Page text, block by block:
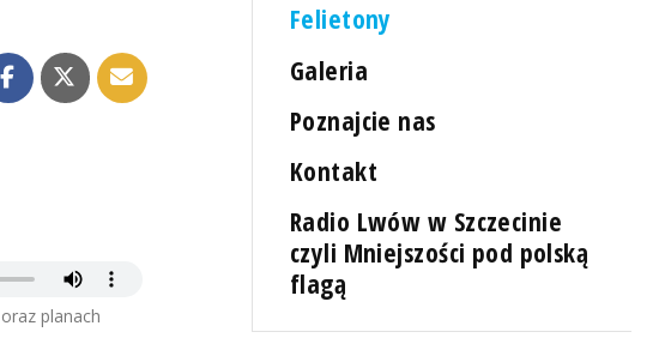
planach
Felietony
Galeria
Poznajcie nas
Kontakt
Radio Lwów w Szczecinie
czyli Mniejszości pod polską
flagą